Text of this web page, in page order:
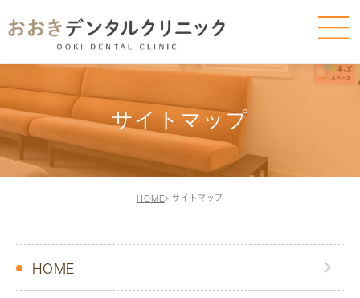
サイトマップ
HOME サイトマップ
HOME